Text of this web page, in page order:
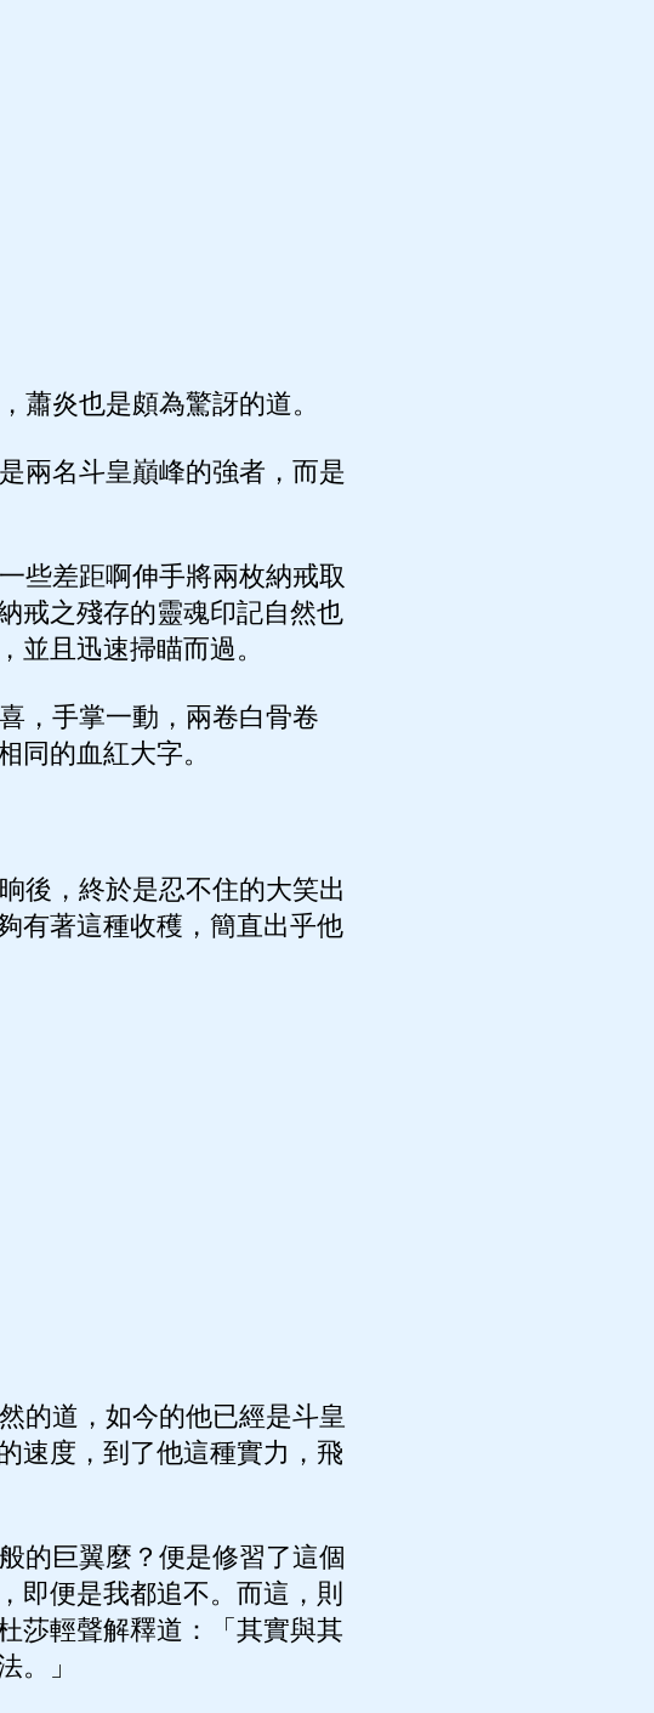
炎也是頗為驚訝的道。
兩名斗皇巔峰的強者，而是
些差距啊伸手將兩枚納戒取
戒之殘存的靈魂印記自然也
並且迅速掃瞄而過。
，手掌一動，兩卷白骨卷
同的血紅大字。
後，終於是忍不住的大笑出
有著這種收穫，簡直出乎他
的道，如今的他已經是斗皇
速度，到了他這種實力，飛
的巨翼麼？便是修習了這個
即便是我都追不。而這，則
莎輕聲解釋道：「其實與其
。」